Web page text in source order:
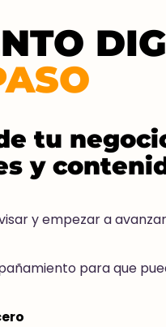
tu
y
y empezar a
para que